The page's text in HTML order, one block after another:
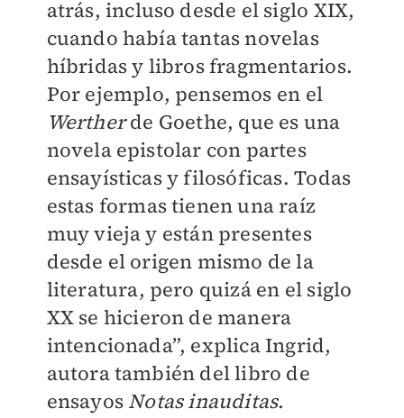
atrás, incluso desde el siglo XIX,
cuando había tantas novelas
híbridas y libros fragmentarios.
Por ejemplo, pensemos en el
Wertherde Goethe, que es una
novela epistolar con partes
ensayísticas y filosóficas. Todas
estas formas tienen una raíz
muy vieja y están presentes
desde el origen mismo de la
literatura, pero quizá en el siglo
XX se hicieron de manera
intencionada”, explica Ingrid,
autora también del libro de
ensayos Notas inauditas.